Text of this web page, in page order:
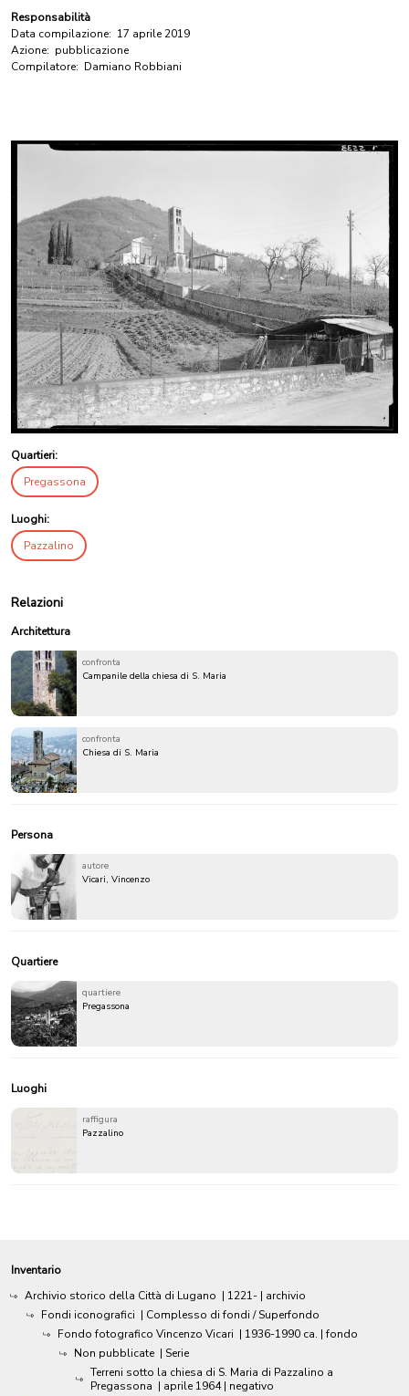
Responsabilità
Data compilazione: 17 aprile 2019
Azione: pubblicazione
Compilatore: Damiano Robbiani
Quartieri:
Pregassona
Luoghi:
Pazzalino
Relazioni
Architettura
confronta
Campanile della chiesa di S. Maria
confronta
Chiesa di S. Maria
Persona
autore
Vicari, Vincenzo
Quartiere
quartiere
Pregassona
Luoghi
raffigura
Pazzalino
Inventario
Archivio storico della Città di Lugano | 1221- | archivio
Fondi iconografici | Complesso di fondi / Superfondo
Fondo fotografico Vincenzo Vicari | 1936-1990 ca. | fondo
Non pubblicate | Serie
Terreni sotto la chiesa di S. Maria di Pazzalino a
Pregassona | aprile 1964 | negativo